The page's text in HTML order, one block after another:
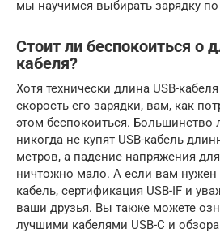
мы научимся выбирать зарядку
Стоит ли беспокоиться о
кабеля?
Хотя технически длина USB-
скорость его зарядки, вам, как
этом беспокоиться. Большинство
никогда не купят USB-кабель
метров, а падение напряжения
ничтожно мало. А если вам нужен
кабель, сертификация USB-IF и
ваши друзья. Вы также можете
лучшими кабелями USB-C и